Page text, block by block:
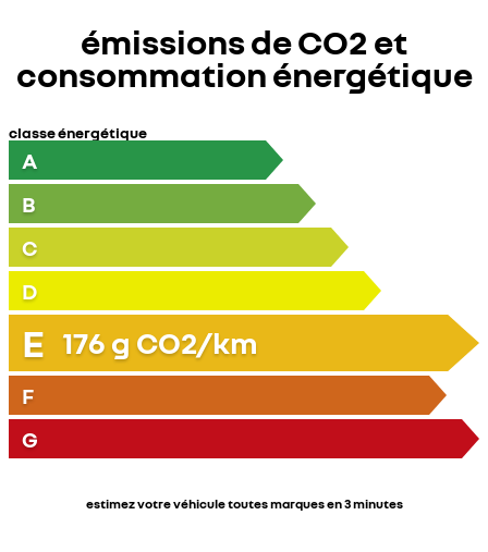
émissions de CO2 et
consommation énergétique
classe énergétique
A
B
C
D
E 176 g CO2/km
F
G
estimez votre véhicule toutes marques en 3 minutes